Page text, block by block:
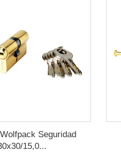
Seguridad
15,0...